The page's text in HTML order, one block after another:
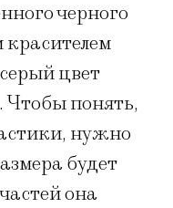
черного
красителем
цвет
Чтобы понять,
нужно
будет
она